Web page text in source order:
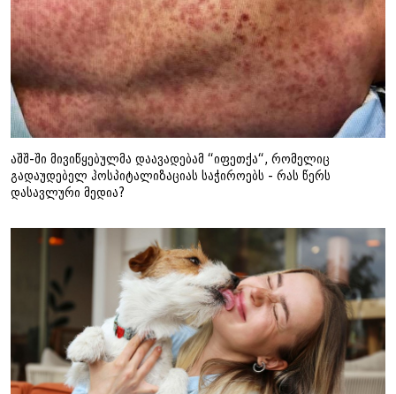
აშშ-ში მივიწყებულმა დაავადებამ “იფეთქა“, რომელიც
გადაუდებელ ჰოსპიტალიზაციას საჭიროებს - რას წერს
დასავლური მედია?